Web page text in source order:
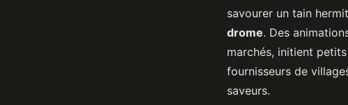
savourer un tain
drome. Des
marchés, initient
fournisseurs de
saveurs.